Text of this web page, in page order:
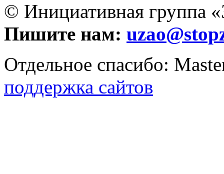
© Инициативная группа
Пишите нам:
Отдельное спасибо:
поддержка сайтов